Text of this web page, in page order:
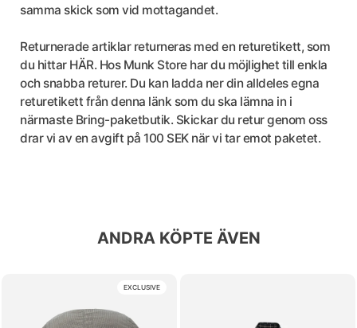
samma skick som vid mottagandet.
Returnerade artiklar returneras med en returetikett, som
du hittar HÄR. Hos Munk Store har du möjlighet till enkla
och snabba returer. Du kan ladda ner din alldeles egna
returetikett från denna länk som du ska lämna in i
närmaste Bring-paketbutik. Skickar du retur genom oss
drar vi av en avgift på 100 SEK när vi tar emot paketet.
ANDRA KÖPTE ÄVEN
EXCLUSIVE